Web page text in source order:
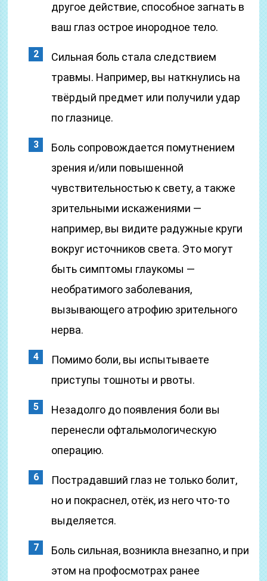
другое действие, способное загнать в
ваш глаз острое инородное тело.
Сильная боль стала следствием
травмы. Например, вы наткнулись на
твёрдый предмет или получили удар
по глазнице.
Боль сопровождается помутнением
зрения и/или повышенной
чувствительностью к свету, а также
зрительными искажениями —
например, вы видите радужные круги
вокруг источников света. Это могут
быть симптомы глаукомы —
необратимого заболевания,
вызывающего атрофию зрительного
нерва.
Помимо боли, вы испытываете
приступы тошноты и рвоты.
Незадолго до появления боли вы
перенесли офтальмологическую
операцию.
Пострадавший глаз не только болит,
но и покраснел, отёк, из него что-то
выделяется.
Боль сильная, возникла внезапно, и при
этом на профосмотрах ранее